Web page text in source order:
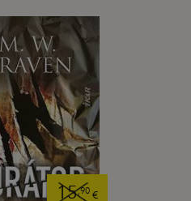
15,90 €